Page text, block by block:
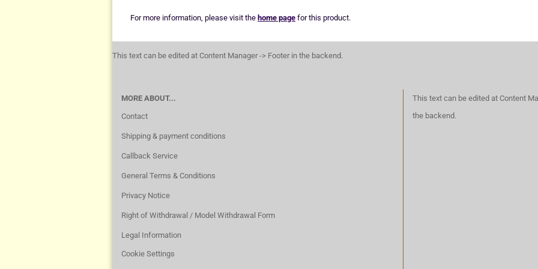
For more information, please visit the home page for this product.
This text can be edited at Content Manager -> Footer in the backend.
MORE ABOUT...
Contact
Shipping & payment conditions
Callback Service
General Terms & Conditions
Privacy Notice
Right of Withdrawal / Model Withdrawal Form
Legal Information
Cookie Settings
This text can be edited at Content
the backend.